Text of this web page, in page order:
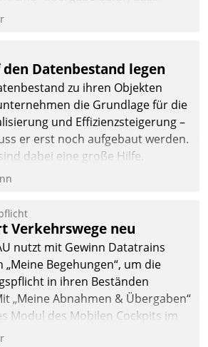
kommen und, so es sein muss,
Datenbestand legen
zu ihren Objekten
die Grundlage für die
und Effizienzsteigerung –
er erst noch aufgebaut werden.
dabei eine große Hilfe.
Verkehrswege neu
nutzt mit Gewinn Datatrains
Begehungen“, um die
in ihren Beständen
„Meine Abnahmen & Übergaben“
Modul des Mobilen Cockpits im